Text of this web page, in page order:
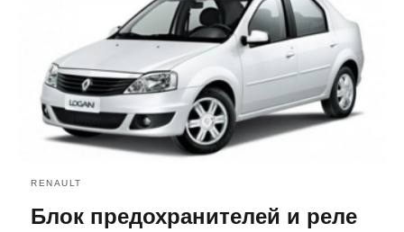
RENAULT
Блок предохранителей и реле